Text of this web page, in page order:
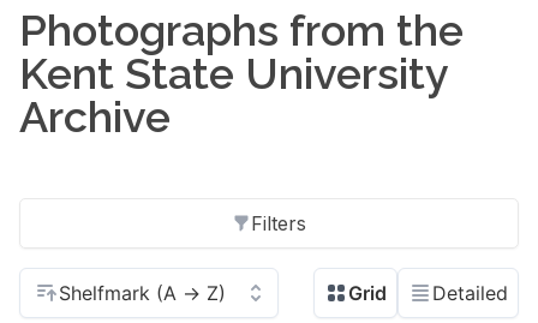
Photographs from the
Kent State University
Archive
Filters